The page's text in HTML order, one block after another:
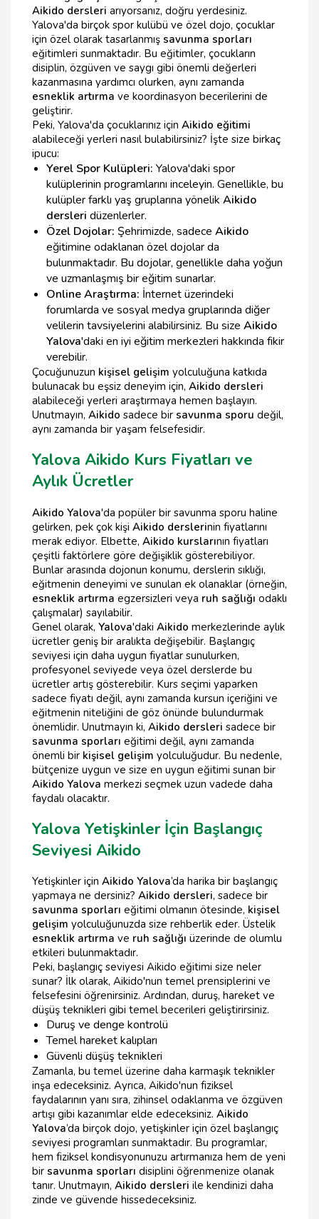
Aikido dersleri arıyorsanız, doğru yerdesiniz.
Yalova'da birçok spor kulübü ve özel dojo, çocuklar
için özel olarak tasarlanmış savunma sporları
eğitimleri sunmaktadır. Bu eğitimler, çocukların
disiplin, özgüven ve saygı gibi önemli değerleri
kazanmasına yardımcı olurken, aynı zamanda
esneklik artırma ve koordinasyon becerilerini de
geliştirir.
Peki, Yalova'da çocuklarınız için Aikido eğitimi
alabileceği yerleri nasıl bulabilirsiniz? İşte size birkaç
ipucu:
Yerel Spor Kulüpleri: Yalova'daki spor
kulüplerinin programlarını inceleyin. Genellikle, bu
kulüpler farklı yaş gruplarına yönelik Aikido
dersleri düzenlerler.
Özel Dojolar: Şehrimizde, sadece Aikido
eğitimine odaklanan özel dojolar da
bulunmaktadır. Bu dojolar, genellikle daha yoğun
ve uzmanlaşmış bir eğitim sunarlar.
Online Araştırma: İnternet üzerindeki
forumlarda ve sosyal medya gruplarında diğer
velilerin tavsiyelerini alabilirsiniz. Bu size Aikido
Yalova'daki en iyi eğitim merkezleri hakkında fikir
verebilir.
Çocuğunuzun kişisel gelişim yolculuğuna katkıda
bulunacak bu eşsiz deneyim için, Aikido dersleri
alabileceği yerleri araştırmaya hemen başlayın.
Unutmayın, Aikido sadece bir savunma sporu değil,
aynı zamanda bir yaşam felsefesidir.
Yalova Aikido Kurs Fiyatları ve
Aylık Ücretler
Aikido Yalova'da popüler bir savunma sporu haline
gelirken, pek çok kişi Aikido derslerinin fiyatlarını
merak ediyor. Elbette, Aikido kurslarının fiyatları
çeşitli faktörlere göre değişiklik gösterebiliyor.
Bunlar arasında dojonun konumu, derslerin sıklığı,
eğitmenin deneyimi ve sunulan ek olanaklar (örneğin,
esneklik artırma egzersizleri veya ruh sağlığı odaklı
çalışmalar) sayılabilir.
Genel olarak, Yalova'daki Aikido merkezlerinde aylık
ücretler geniş bir aralıkta değişebilir. Başlangıç
seviyesi için daha uygun fiyatlar sunulurken,
profesyonel seviyede veya özel derslerde bu
ücretler artış gösterebilir. Kurs seçimi yaparken
sadece fiyatı değil, aynı zamanda kursun içeriğini ve
eğitmenin niteliğini de göz önünde bulundurmak
önemlidir. Unutmayın ki, Aikido dersleri sadece bir
savunma sporları eğitimi değil, aynı zamanda
önemli bir kişisel gelişim yolculuğudur. Bu nedenle,
bütçenize uygun ve size en uygun eğitimi sunan bir
Aikido Yalova merkezi seçmek uzun vadede daha
faydalı olacaktır.
Yalova Yetişkinler İçin Başlangıç
Seviyesi Aikido
Yetişkinler için Aikido Yalova’da harika bir başlangıç
yapmaya ne dersiniz? Aikido dersleri, sadece bir
savunma sporları eğitimi olmanın ötesinde, kişisel
gelişim yolculuğunuzda size rehberlik eder. Üstelik
esneklik artırma ve ruh sağlığı üzerinde de olumlu
etkileri bulunmaktadır.
Peki, başlangıç seviyesi Aikido eğitimi size neler
sunar? İlk olarak, Aikido'nun temel prensiplerini ve
felsefesini öğrenirsiniz. Ardından, duruş, hareket ve
düşüş teknikleri gibi temel becerileri geliştirirsiniz.
Duruş ve denge kontrolü
Temel hareket kalıpları
Güvenli düşüş teknikleri
Zamanla, bu temel üzerine daha karmaşık teknikler
inşa edeceksiniz. Ayrıca, Aikido'nun fiziksel
faydalarının yanı sıra, zihinsel odaklanma ve özgüven
artışı gibi kazanımlar elde edeceksiniz. Aikido
Yalova’da birçok dojo, yetişkinler için özel başlangıç
seviyesi programları sunmaktadır. Bu programlar,
hem fiziksel kondisyonunuzu artırmanıza hem de yeni
bir savunma sporları disiplini öğrenmenize olanak
tanır. Unutmayın, Aikido dersleri ile kendinizi daha
zinde ve güvende hissedeceksiniz.